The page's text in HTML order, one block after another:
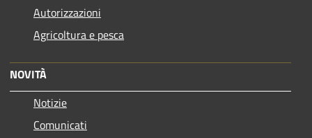
Autorizzazioni
Agricoltura e pesca
NOVITÀ
Notizie
Comunicati